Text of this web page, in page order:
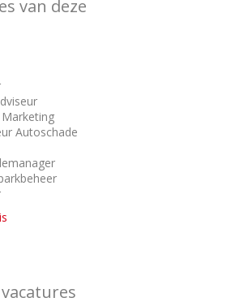
van deze
Autoschade